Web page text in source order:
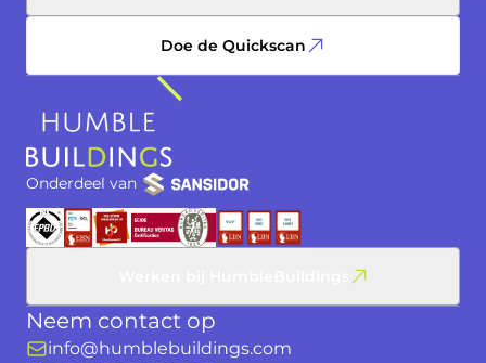
Doe de Quickscan
Onderdeel van
Neem contact op
info@humblebuildings.com